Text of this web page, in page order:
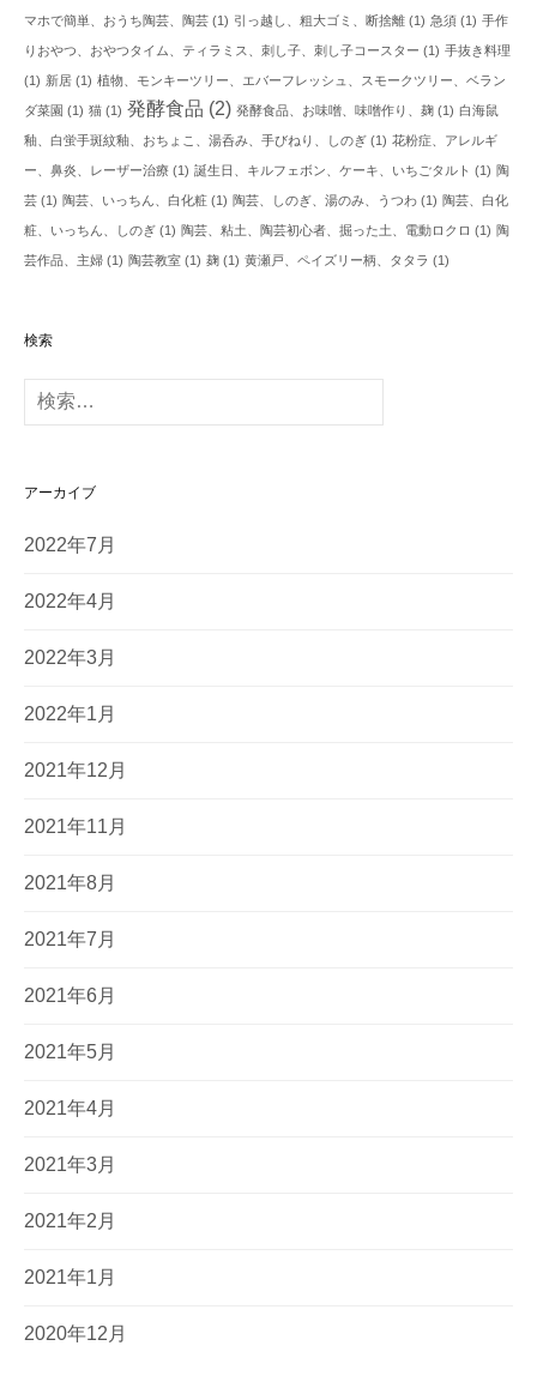
マホで簡単、おうち陶芸、陶芸 (1) 引っ越し、粗大ゴミ、断捨離 (1) 急須 (1) 手作
りおやつ、おやつタイム、ティラミス、刺し子、刺し子コースター (1) 手抜き料理
(1) 新居 (1) 植物、モンキーツリー、エバーフレッシュ、スモークツリー、ベラン
ダ菜園 (1) 猫 (1) 発酵食品 (2) 発酵食品、お味噌、味噌作り、麹 (1) 白海鼠
釉、白蛍手斑紋釉、おちょこ、湯呑み、手びねり、しのぎ (1) 花粉症、アレルギ
ー、鼻炎、レーザー治療 (1) 誕生日、キルフェボン、ケーキ、いちごタルト (1) 陶
芸 (1) 陶芸、いっちん、白化粧 (1) 陶芸、しのぎ、湯のみ、うつわ (1) 陶芸、白化
粧、いっちん、しのぎ (1) 陶芸、粘土、陶芸初心者、掘った土、電動ロクロ (1) 陶
芸作品、主婦 (1) 陶芸教室 (1) 麹 (1) 黄瀬戸、ペイズリー柄、タタラ (1)
検索
検
索
アーカイブ
2022年7月
2022年4月
2022年3月
2022年1月
2021年12月
2021年11月
2021年8月
2021年7月
2021年6月
2021年5月
2021年4月
2021年3月
2021年2月
2021年1月
2020年12月